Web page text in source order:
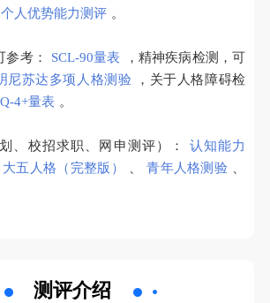
个人优势能力测评 。
考： SCL-90量表
，精神疾病检测，可
尼苏达多项人格测验
，关于人格障碍检
4+量表 。
、校招求职、网申测评）：
认知能力
大五人格（完整版） 、 青年人格测验 、
测评介绍